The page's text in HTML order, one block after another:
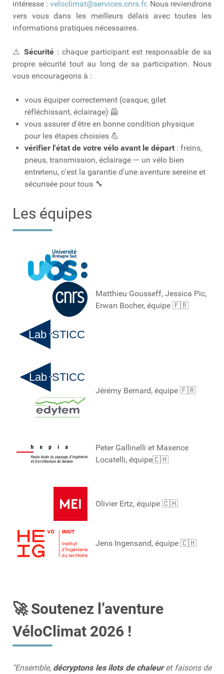
intéresse : veloclimat@services.cnrs.fr. Nous reviendrons
vers vous dans les meilleurs délais avec toutes les
informations pratiques nécessaires.
⚠️ Sécurité : chaque participant est responsable de sa
propre sécurité tout au long de sa participation. Nous
vous encourageons à :
vous équiper correctement (casque, gilet
réfléchissant, éclairage) 🦺
vous assurer d'être en bonne condition physique
pour les étapes choisies 💪
vérifier l'état de votre vélo avant le départ : freins,
pneus, transmission, éclairage — un vélo bien
entretenu, c'est la garantie d'une aventure sereine et
sécurisée pour tous 🔧
Les équipes
Matthieu Gousseff, Jessica Pic,
Erwan Bocher, équipe 🇫🇷
Jérémy Bernard, équipe 🇫🇷
Peter Gallinelli et Maxence
Locatelli, équipe🇨🇭
Olivier Ertz, équipe 🇨🇭
Jens Ingensand, équipe 🇨🇭
🚀 Soutenez l’aventure
VéloClimat 2026 !
"Ensemble, décryptons les îlots de chaleuret faisons de